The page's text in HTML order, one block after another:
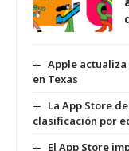
Apple
en Texas
La App Store
clasificación por
El App Store